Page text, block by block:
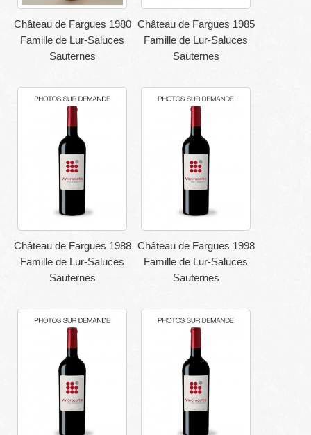
Château de Fargues 1980
Famille de Lur-Saluces
Sauternes
Château de Fargues 1985
Famille de Lur-Saluces
Sauternes
Château de Fargues 1988
Famille de Lur-Saluces
Sauternes
Château de Fargues 1998
Famille de Lur-Saluces
Sauternes